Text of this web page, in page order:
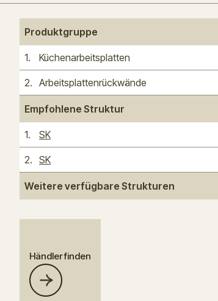
Produktgruppe
1. Küchenarbeitsplatten
2. Arbeitsplattenrückwände
Empfohlene Struktur
1. SK
2. SK
Weitere verfügbare Strukturen
Händler finden